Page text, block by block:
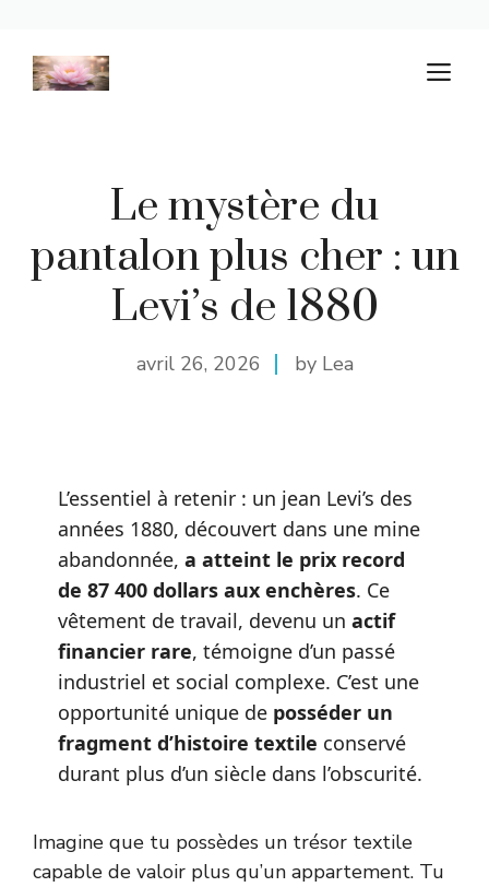
Le mystère du
pantalon plus cher : un
Levi’s de 1880
avril 26, 2026 by Lea
L’essentiel à retenir : un jean Levi’s des
années 1880, découvert dans une mine
abandonnée, a atteint le prix record
de 87 400 dollars aux enchères. Ce
vêtement de travail, devenu un actif
financier rare, témoigne d’un passé
industriel et social complexe. C’est une
opportunité unique de posséder un
fragment d’histoire textile conservé
durant plus d’un siècle dans l’obscurité.
Imagine que tu possèdes un trésor textile
capable de valoir plus qu’un appartement. Tu